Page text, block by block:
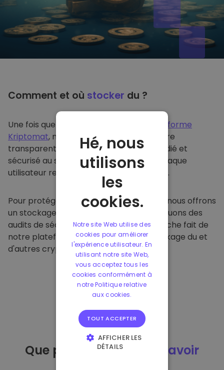
Comment et où stocker du ?
Une fois que vous achetez du sur
la plateforme
Kriptomat, nous le transférons de manière
transparente dans votre portefeuille dédié et
sécurisé au sein de notre plateforme. Chaque
utilisateur reçoit un portefeuille individuel.
Pour protéger nos clients et leurs fonds, nous offrons
un stockage hors ligne sécurisé et effectuons des
audits de sécurité réguliers. Cette approche fait de
notre plateforme un refuge pour le stockage du et
d'autres crypto-monnaies.
Que puis-je faire
après avoir
Hé, nous
utilisons
les
cookies.
Notre site Web utilise des
cookies pour améliorer
l'expérience utilisateur. En
utilisant notre site Web,
vous acceptez tous les
cookies conformément à
notre Politique relative
aux cookies.
TOUT ACCEPTER
AFFICHER LES
DÉTAILS